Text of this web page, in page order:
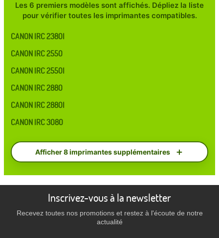
Les 6 premiers modèles sont affichés. Dépliez la liste
pour vérifier toutes les imprimantes compatibles.
CANON IRC 2380I
CANON IRC 2550
CANON IRC 2550I
CANON IRC 2880
CANON IRC 2880I
CANON IRC 3080
Afficher 8 imprimantes supplémentaires
Inscrivez-vous à la newsletter
Recevez toutes nos promotions et restez à l'écoute de notre
actualité